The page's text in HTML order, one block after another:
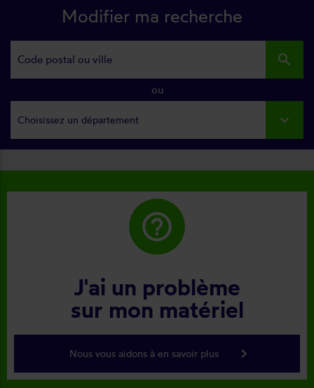
Modifier ma recherche
search
ou
Choisissez un département
help_outline
J'ai un problème
sur mon matériel
Nous vous aidons à en savoir plus keyboard_arrow_right